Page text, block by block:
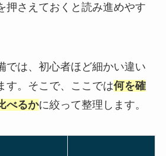
押さえておくと読み進めやす
では、初心者ほど細かい違い
す。そこで、ここでは何を確
べるかに絞って整理します。